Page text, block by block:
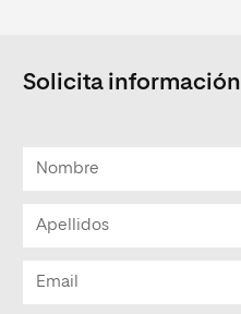
Solicita información